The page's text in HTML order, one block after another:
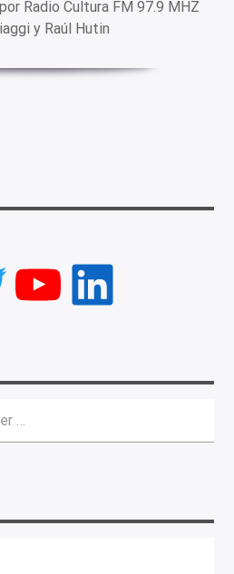
Radio Cultura FM 97.9 MHZ
y Raúl Hutin
YouTube
LinkedIn